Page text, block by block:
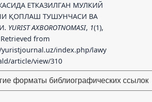
ЕТКАЗИЛГАН МУЛКИЙ
ҚОПЛАШ ТУШУНЧАСИ ВА
YURIST AXBOROTNOMASI, 1(1),
from
index.php/lawy
article/view/310
форматы библиографических ссылок